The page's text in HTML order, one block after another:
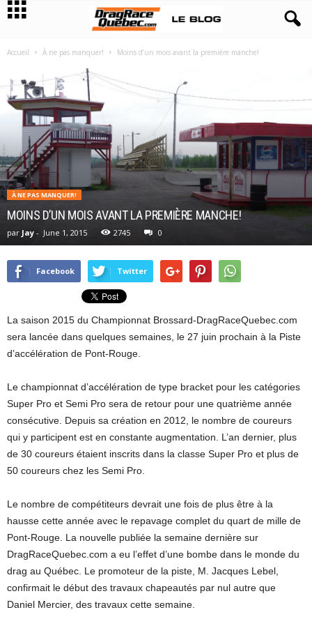
Accueil À ne pas manquer! Moins d’un mois avant la première manche!
À NE PAS MANQUER!
MOINS D’UN MOIS AVANT LA PREMIÈRE MANCHE!
par Jay - June 1, 2015 2745 0
Facebook Twitter
La saison 2015 du Championnat Brossard-DragRaceQuebec.com
sera lancée dans quelques semaines, le 27 juin prochain à la Piste
d’accélération de Pont-Rouge.
Le championnat d’accélération de type bracket pour les catégories
Super Pro et Semi Pro sera de retour pour une quatrième année
consécutive. Depuis sa création en 2012, le nombre de coureurs
qui y participent est en constante augmentation. L’an dernier, plus
de 30 coureurs étaient inscrits dans la classe Super Pro et plus de
50 coureurs chez les Semi Pro.
Le nombre de compétiteurs devrait une fois de plus être à la
hausse cette année avec le repavage complet du quart de mille de
Pont-Rouge. La nouvelle publiée la semaine dernière sur
DragRaceQuebec.com a eu l’effet d’une bombe dans le monde du
drag au Québec. Le promoteur de la piste, M. Jacques Lebel,
confirmait le début des travaux chapeautés par nul autre que
Daniel Mercier, des travaux cette semaine.